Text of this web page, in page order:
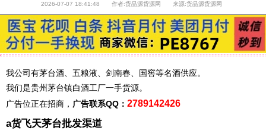
2026-07-07 18:41:48 作者:货品源货源网 来源:货品源货源网
我公司有茅台酒、五粮液、剑南春、国窖等名酒供应。
我们是贵州茅台镇白酒工厂一手货源。
广告位正在招商， 广告联系QQ： 2789142426
a货飞天茅台批发渠道